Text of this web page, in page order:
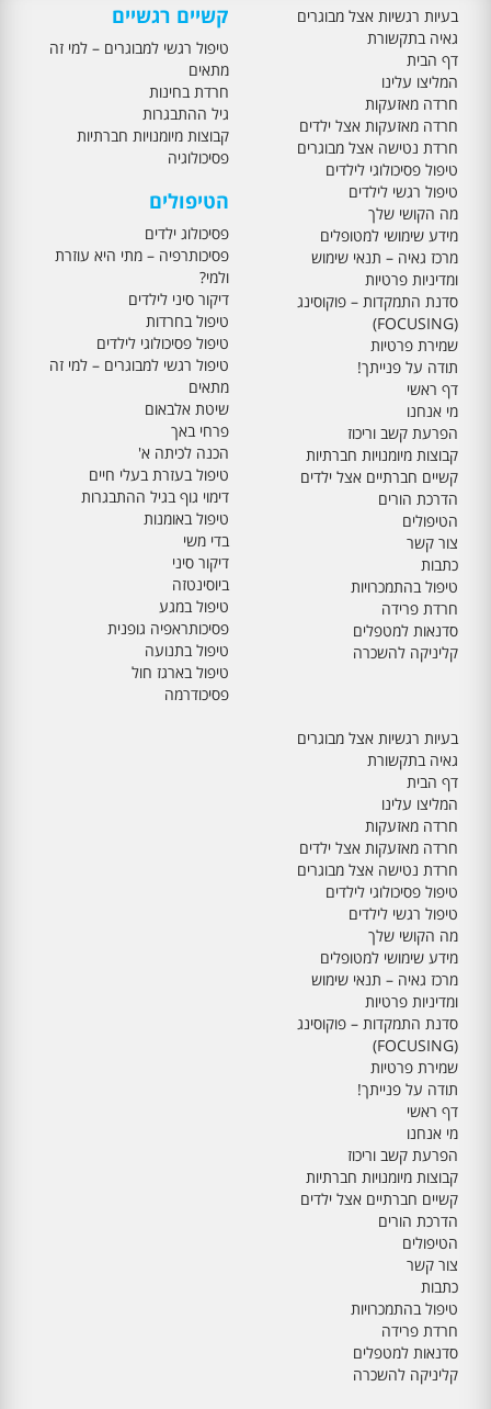
בעיות רגשיות אצל מבוגרים
גאיה בתקשורת
דף הבית
המליצו עלינו
חרדה מאזעקות
חרדה מאזעקות אצל ילדים
חרדת נטישה אצל מבוגרים
טיפול פסיכולוגי לילדים
טיפול רגשי לילדים
מה הקושי שלך
מידע שימושי למטופלים
מרכז גאיה – תנאי שימוש
ומדיניות פרטיות
סדנת התמקדות – פוקוסינג
(FOCUSING)
שמירת פרטיות
תודה על פנייתך!
דף ראשי
מי אנחנו
הפרעת קשב וריכוז
קבוצות מיומנויות חברתיות
קשיים חברתיים אצל ילדים
הדרכת הורים
הטיפולים
צור קשר
כתבות
טיפול בהתמכרויות
חרדת פרידה
סדנאות למטפלים
קליניקה להשכרה
קשיים רגשיים
טיפול רגשי למבוגרים – למי זה
מתאים
חרדת בחינות
גיל ההתבגרות
קבוצות מיומנויות חברתיות
פסיכולוגיה
הטיפולים
פסיכולוג ילדים
פסיכותרפיה – מתי היא עוזרת
ולמי?
דיקור סיני לילדים
טיפול בחרדות
טיפול פסיכולוגי לילדים
טיפול רגשי למבוגרים – למי זה
מתאים
שיטת אלבאום
פרחי באך
הכנה לכיתה א'
טיפול בעזרת בעלי חיים
דימוי גוף בגיל ההתבגרות
טיפול באומנות
בדי משי
דיקור סיני
ביוסינטזה
טיפול במגע
פסיכותראפיה גופנית
טיפול בתנועה
טיפול בארגז חול
פסיכודרמה
בעיות רגשיות אצל מבוגרים
גאיה בתקשורת
דף הבית
המליצו עלינו
חרדה מאזעקות
חרדה מאזעקות אצל ילדים
חרדת נטישה אצל מבוגרים
טיפול פסיכולוגי לילדים
טיפול רגשי לילדים
מה הקושי שלך
מידע שימושי למטופלים
מרכז גאיה – תנאי שימוש
ומדיניות פרטיות
סדנת התמקדות – פוקוסינג
(FOCUSING)
שמירת פרטיות
תודה על פנייתך!
דף ראשי
מי אנחנו
הפרעת קשב וריכוז
קבוצות מיומנויות חברתיות
קשיים חברתיים אצל ילדים
הדרכת הורים
הטיפולים
צור קשר
כתבות
טיפול בהתמכרויות
חרדת פרידה
סדנאות למטפלים
קליניקה להשכרה